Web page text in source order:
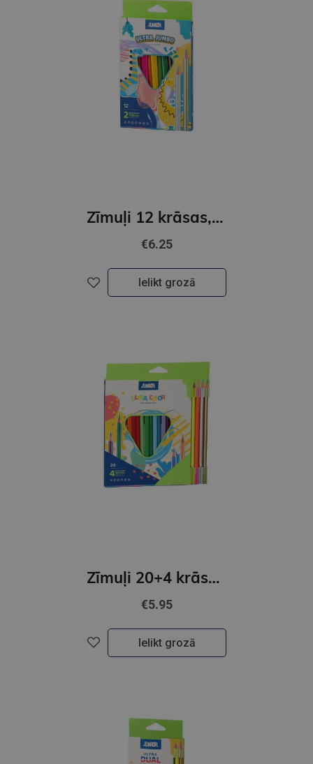
Zīmuļi 12 krāsas, trijstūra formas, ULTRA JUMBO, Junior
€6.25
Ielikt grozā
Zīmuļi 20+4 krāsas, trijstūra formas, ULTRA COLOR, Junior
€5.95
Ielikt grozā